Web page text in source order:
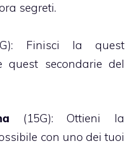
segreti.
Finisci la quest
secondarie del
(15G): Ottieni la
con uno dei tuoi